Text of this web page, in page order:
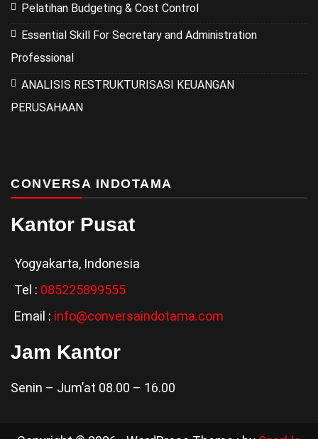
Pelatihan Budgeting & Cost Control
Essential Skill For Secretary and Administration
Professional
ANALISIS RESTRUKTURISASI KEUANGAN
PERUSAHAAN
CONVERSA INDOTAMA
Kantor Pusat
Yogyakarta, Indonesia
Tel : 085225899555
Email : info@conversaindotama.com
Jam Kantor
Senin – Jum’at 08.00 – 16.00